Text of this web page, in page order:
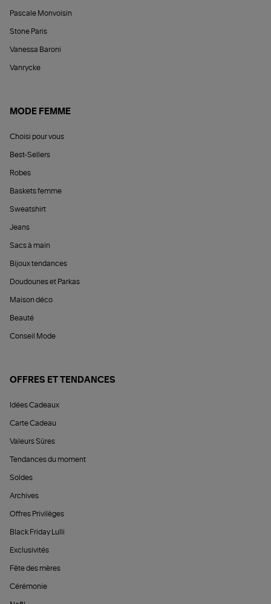
Pascale Monvoisin
Stone Paris
Vanessa Baroni
Vanrycke
MODE FEMME
Choisi pour vous
Best-Sellers
Robes
Baskets femme
Sweatshirt
Jeans
Sacs à main
Bijoux tendances
Doudounes et Parkas
Maison déco
Beauté
Conseil Mode
OFFRES ET TENDANCES
Idées Cadeaux
Carte Cadeau
Valeurs Sûres
Tendances du moment
Soldes
Archives
Offres Privilèges
Black Friday Lulli
Exclusivités
Fête des mères
Cérémonie